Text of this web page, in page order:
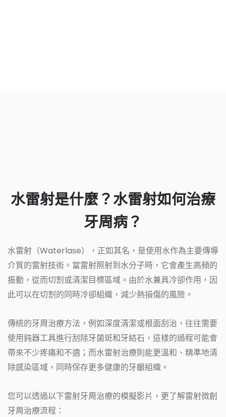
水雷射是什麼？水雷射如何治療
牙周病？
水雷射（Waterlase），正如其名，是使用水作為主要傳導
介質的雷射技術。當雷射照射到水分子時，它會產生高頻的
振動，從而切割或清潔目標區域。由於水兼具冷卻作用，因
此可以在切割的同時冷卻組織，減少熱損傷的風險。
傳統的牙周治療方法，例如深度清潔或根面刮治，往往需要
使用鈍器工具進行刮除牙菌斑和牙結石，這樣的過程可能會
帶來不少疼痛和不適；而水雷射治療則能更溫和、精準地清
除感染區域，同時保存更多健康的牙齦組織。
您可以透過以下雷射牙周治療的模擬影片，更了解雷射微創
牙周治療流程：